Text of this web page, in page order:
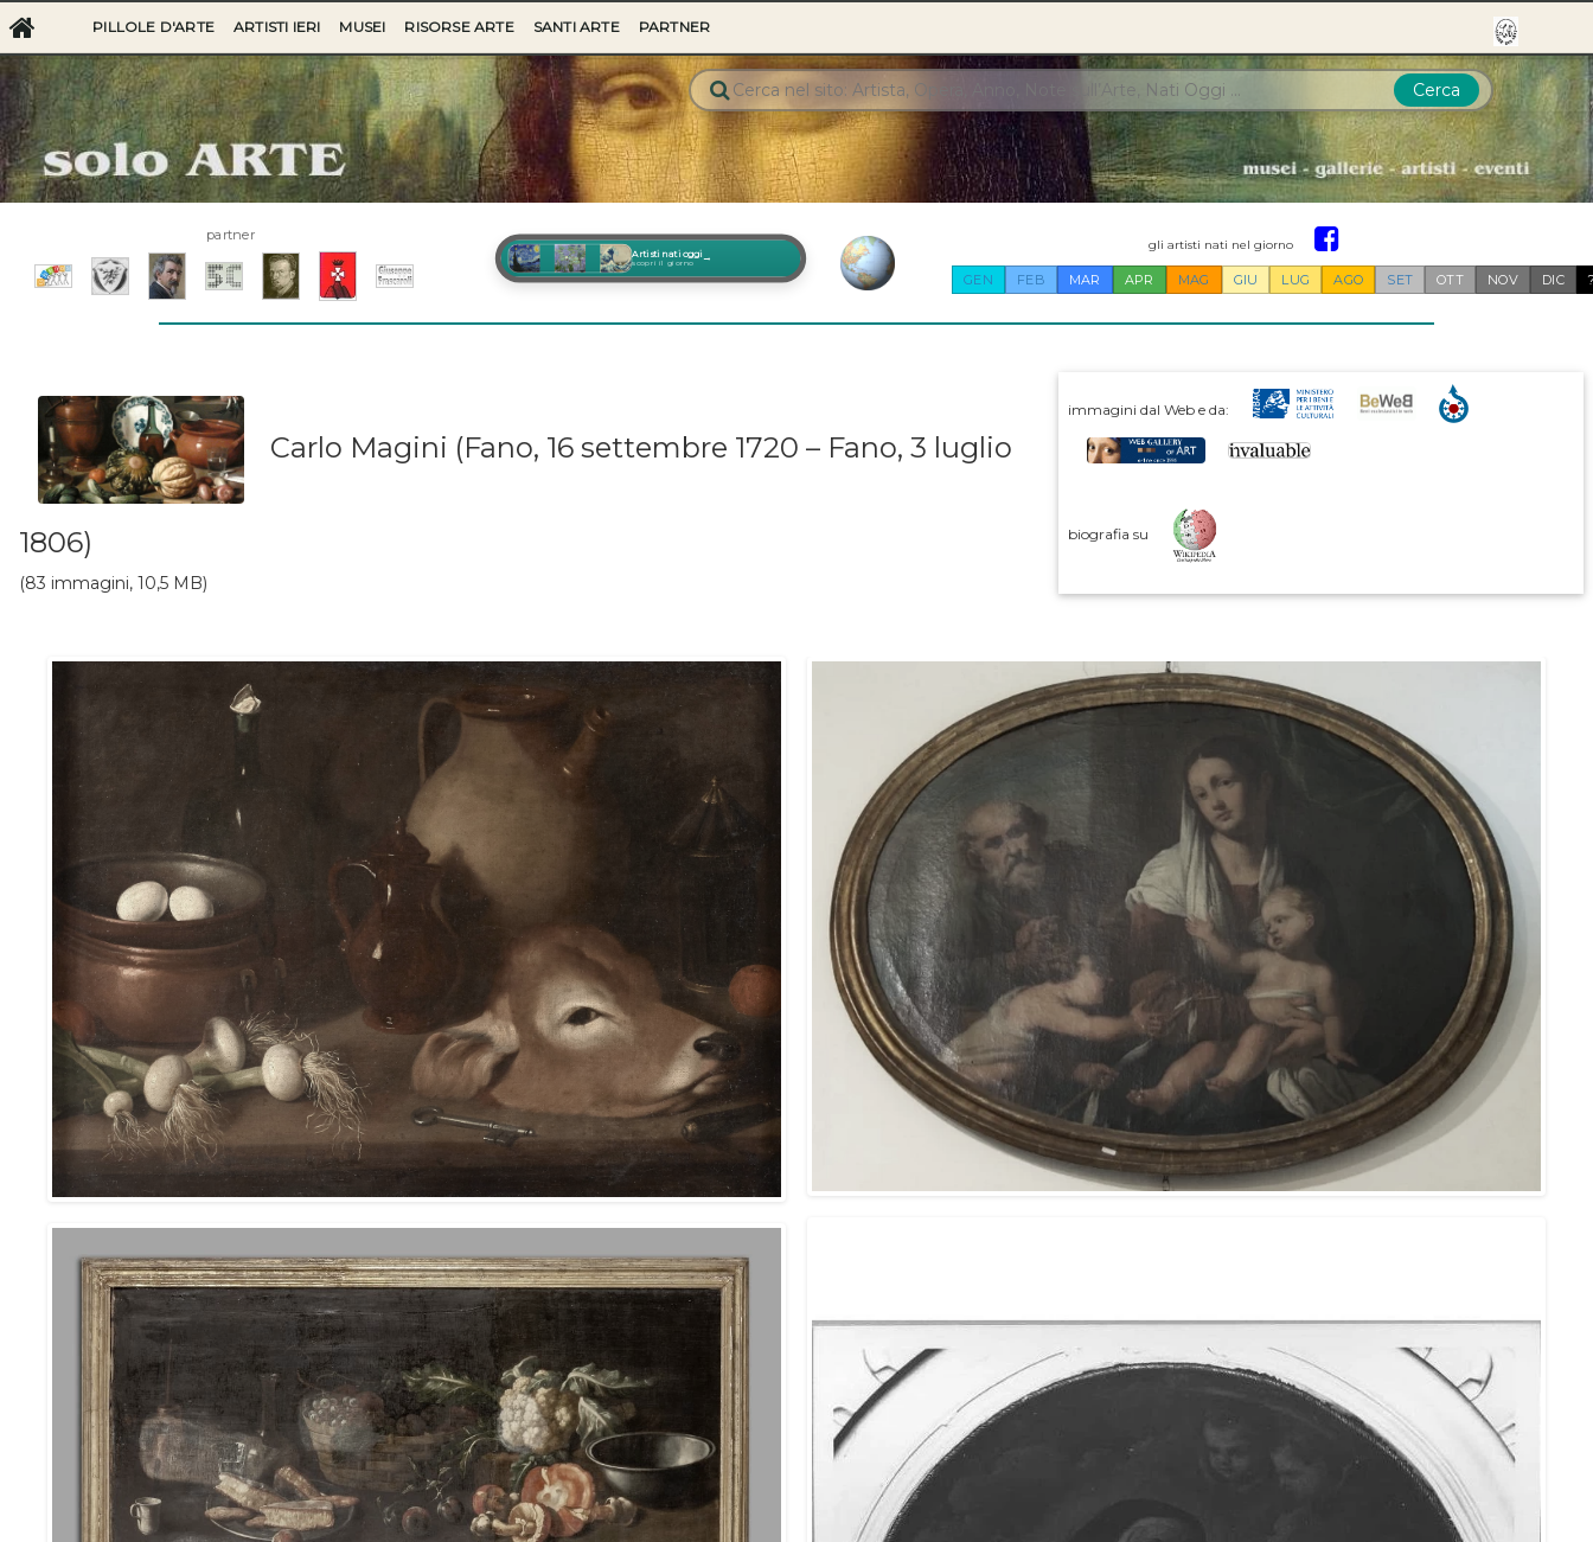
PILLOLE D'ARTE ARTISTI IERI MUSEI RISORSE ARTE SANTI ARTE PARTNER
Cerca
partner
Artisti nati oggi
scopri il giorno →
gli artisti nati nel giorno
GEN FEB MAR APR MAG GIU LUG AGO SET OTT NOV DIC
Carlo Magini (Fano, 16 settembre 1720 – Fano, 3 luglio
1806)
(83 immagini, 10,5 MB)
immagini dal Web e da:
biografia su